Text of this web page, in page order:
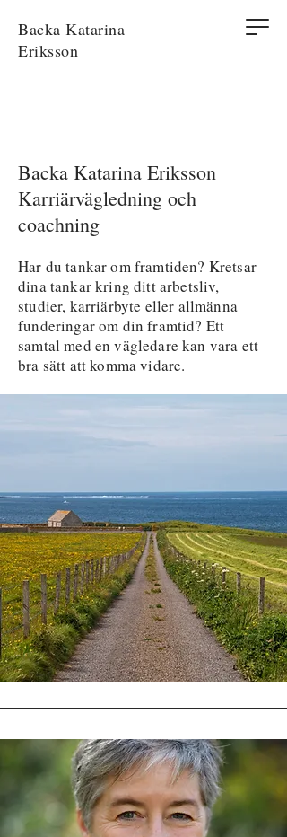
Backa Katarina
Eriksson
Backa Katarina Eriksson
Karriärvägledning och
coachning
Har du tankar om framtiden? Kretsar
dina tankar kring ditt arbetsliv,
studier, karriärbyte eller allmänna
funderingar om din framtid? Ett
samtal med en vägledare kan vara ett
bra sätt att komma vidare.